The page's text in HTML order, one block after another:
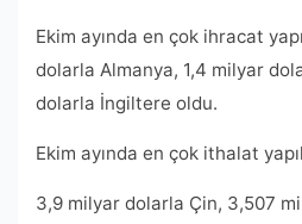
Ekim ayında en çok ihracat
dolarla Almanya, 1,4 milyar
dolarla İngiltere oldu.
Ekim ayında en çok ithalat
3,9 milyar dolarla Çin, 3,507